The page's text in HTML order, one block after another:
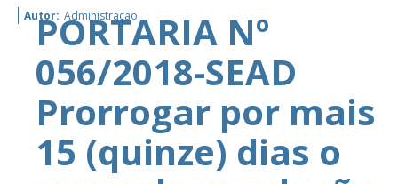
Autor: Administração
PORTARIA Nº
056/2018-SEAD
Prorrogar por mais
15 (quinze) dias o